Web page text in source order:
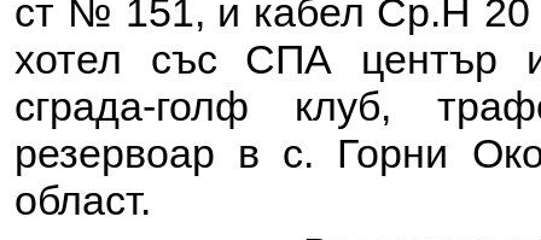
ст № 151, и кабел Ср.Н 20
хотел със СПА център
сграда-голф клуб,
резервоар в с. Горни
област.